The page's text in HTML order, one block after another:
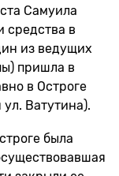
Самуила
средства в
из ведущих
пришла в
в Остроге
Ватутина).
была